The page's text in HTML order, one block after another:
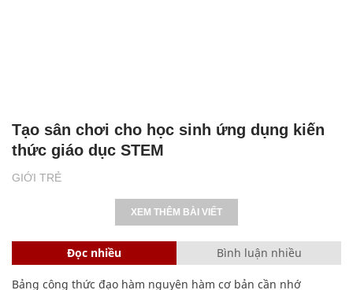
GIỚI TRẺ
Tạo sân chơi cho học sinh ứng dụng kiến
thức giáo dục STEM
XEM THÊM BÀI VIẾT
Đọc nhiều Bình luận nhiều
Bảng công thức đạo hàm nguyên hàm cơ bản cần nhớ